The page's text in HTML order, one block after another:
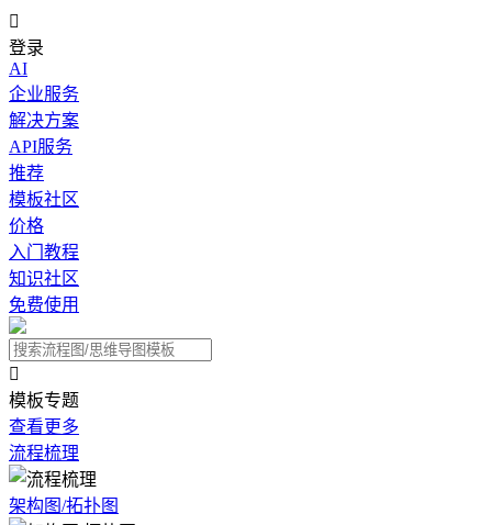

登录
AI
企业服务
解决方案
API服务
推荐
模板社区
价格
入门教程
知识社区
免费使用

模板专题
查看更多
流程梳理
架构图/拓扑图